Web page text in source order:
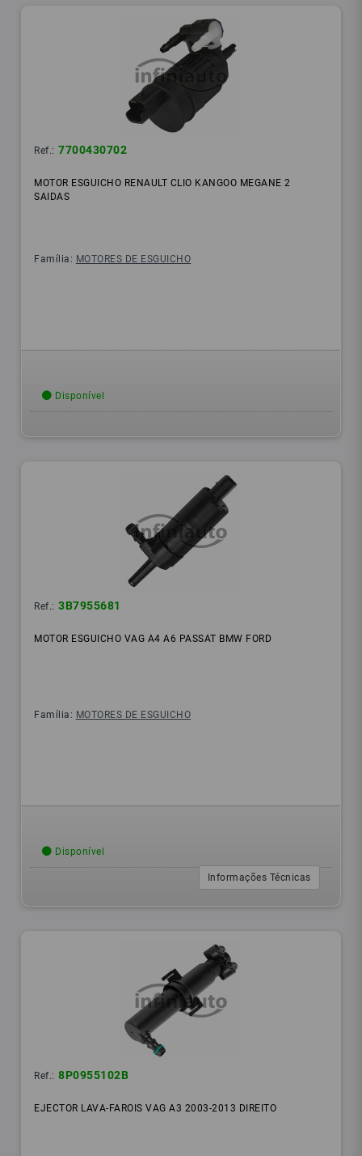
Ref.: 7700430702
MOTOR ESGUICHO RENAULT CLIO KANGOO MEGANE 2
SAIDAS
Família: MOTORES DE ESGUICHO
Disponível
Ref.: 3B7955681
MOTOR ESGUICHO VAG A4 A6 PASSAT BMW FORD
Família: MOTORES DE ESGUICHO
Disponível
Informações Técnicas
Ref.: 8P0955102B
EJECTOR LAVA-FAROIS VAG A3 2003-2013 DIREITO